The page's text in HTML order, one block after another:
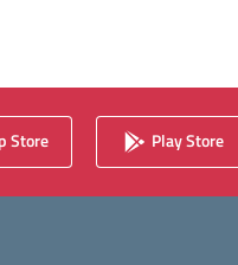
Store Play Store